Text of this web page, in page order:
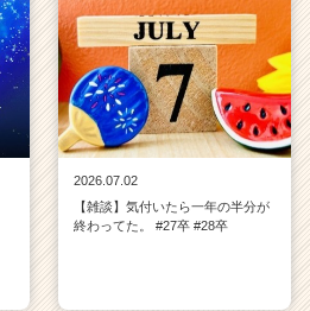
2026.07.02
【雑談】気付いたら一年の半分が
終わってた。 #27卒 #28卒